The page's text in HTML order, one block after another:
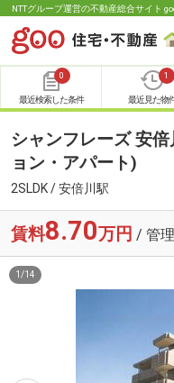
NTTグループ運営の不動産総合サイト
0
最近検索した条件
1
最近見た物
シャンフレーズ 安
ョン・アパート)
2SLDK / 安倍川駅
賃料8.70万円 / 管
1 /14